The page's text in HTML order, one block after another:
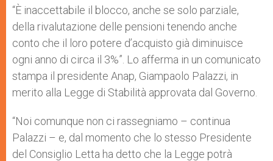
p
p
g
e
r
o
k
r
“È inaccettabile il blocco, anche se solo parziale,
della rivalutazione delle pensioni tenendo anche
conto che il loro potere d’acquisto già diminuisce
ogni anno di circa il 3%”. Lo afferma in un comunicato
stampa il presidente Anap, Giampaolo Palazzi, in
merito alla Legge di Stabilità approvata dal Governo.
“Noi comunque non ci rassegniamo – continua
Palazzi – e, dal momento che lo stesso Presidente
del Consiglio Letta ha detto che la Legge potrà